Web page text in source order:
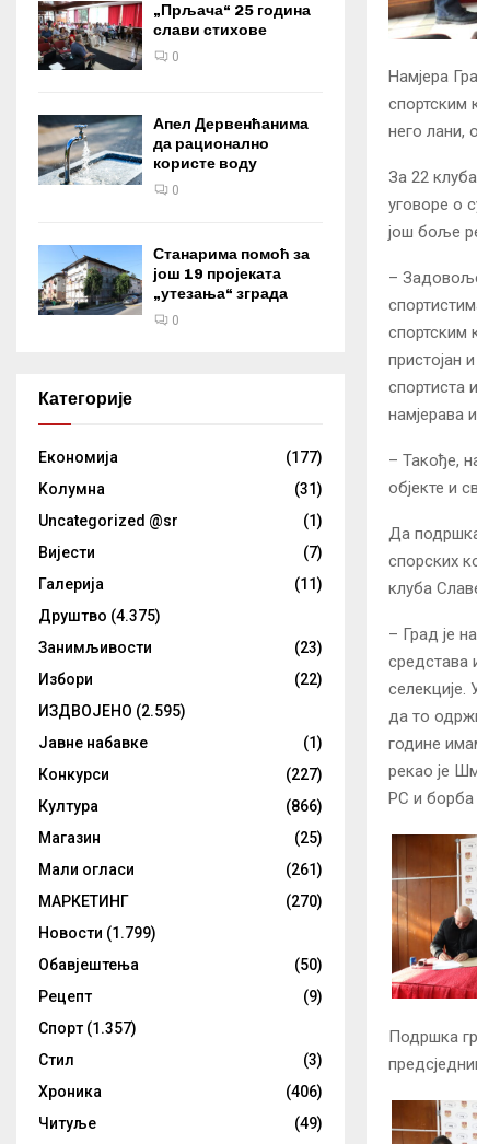
Намјера
спортским
него лани,
За 22
уговоре о
још боље
–
спортским
пристојан
спортиста
намјерава
– Такође,
објекте и
Да
спорских
клуба
– Град је
средстава
селекције.
да то
године
рекао је
РС и борба
Подршка
„Прљача“ 25 година
слави стихове
0
Апел Дервенћанима
да рационално
користе воду
0
Станарима помоћ за
још 19 пројеката
„утезања“ зграда
0
Категорије
Eкономија
(177)
Kолумнa
(31)
Uncategorized @sr
(1)
Вијести
(7)
Галерија
(11)
Друштво (4.375)
Занимљивости
(23)
Избори
(22)
ИЗДВОЈЕНО (2.595)
Јавне набавке
(1)
Конкурси
(227)
Култура
(866)
Магазин
(25)
Мали огласи
(261)
МАРКЕТИНГ
(270)
Новости (1.799)
Обавјештења
(50)
Рецепт
(9)
Спорт (1.357)
Стил
(3)
Хроника
(406)
Читуље
(49)